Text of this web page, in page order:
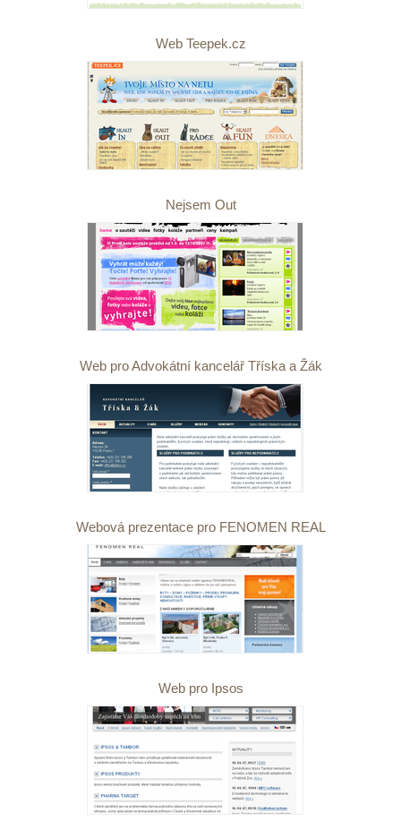
Web Teepek.cz
Nejsem Out
Web pro Advokátní kancelář Tříska a Žák
Webová prezentace pro FENOMEN REAL
Web pro Ipsos